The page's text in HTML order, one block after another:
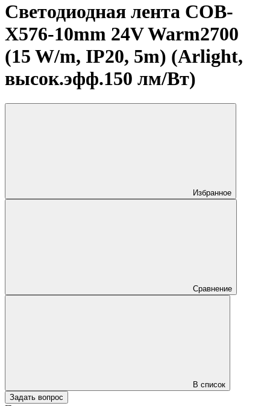
Светодиодная лента COB-
X576-10mm 24V Warm2700
(15 W/m, IP20, 5m) (Arlight,
высок.эфф.150 лм/Вт)
Избранное
Сравнение
В список
Задать вопрос